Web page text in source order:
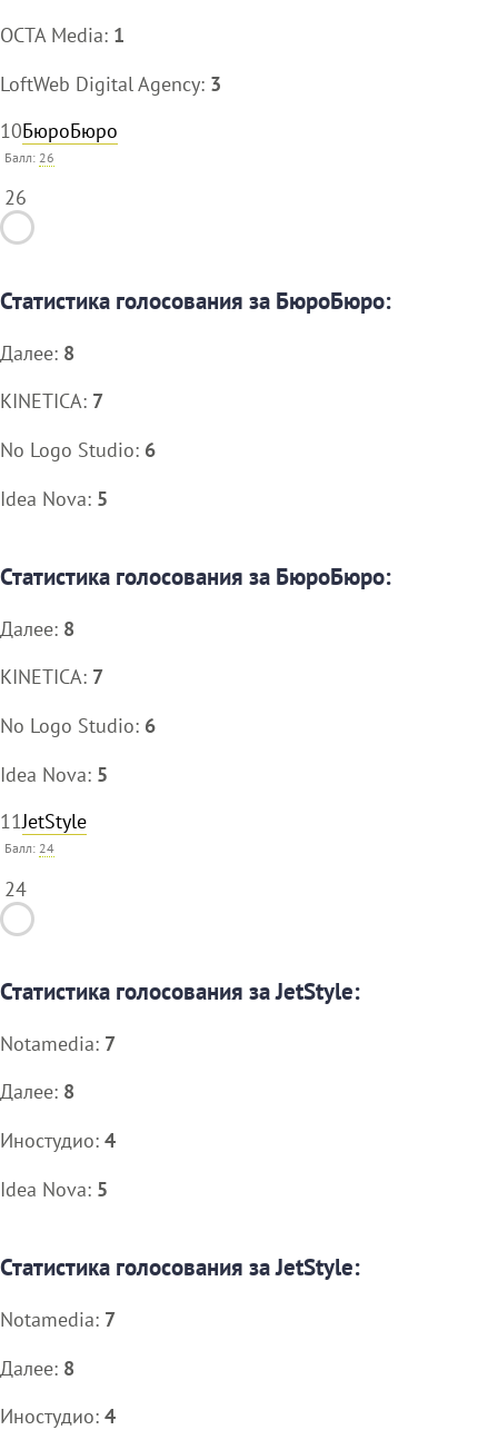
OCTA Media: 1
LoftWeb Digital Agency: 3
10БюроБюро
Балл: 26
26
Статистика голосования за БюроБюро:
Далее: 8
KINETICA: 7
No Logo Studio: 6
Idea Nova: 5
Статистика голосования за БюроБюро:
Далее: 8
KINETICA: 7
No Logo Studio: 6
Idea Nova: 5
11JetStyle
Балл: 24
24
Статистика голосования за JetStyle:
Notamedia: 7
Далее: 8
Иностудио: 4
Idea Nova: 5
Статистика голосования за JetStyle:
Notamedia: 7
Далее: 8
Иностудио: 4